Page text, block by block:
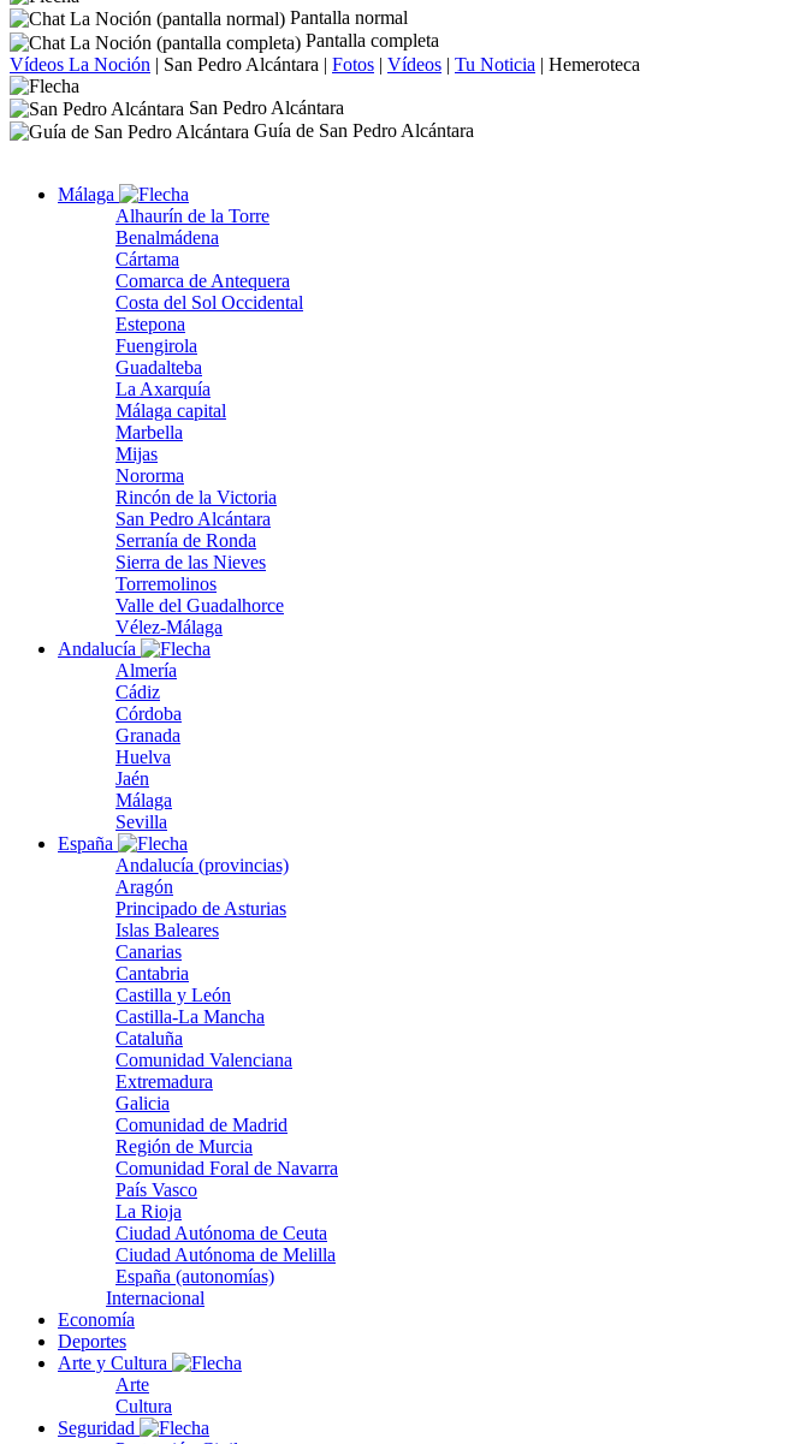
Pantalla normal
Pantalla completa
Vídeos La Noción | San Pedro Alcántara | Fotos | Vídeos | Tu Noticia | Hemeroteca
San Pedro Alcántara
Guía de San Pedro Alcántara
Málaga
Alhaurín de la Torre
Benalmádena
Cártama
Comarca de Antequera
Costa del Sol Occidental
Estepona
Fuengirola
Guadalteba
La Axarquía
Málaga capital
Marbella
Mijas
Nororma
Rincón de la Victoria
San Pedro Alcántara
Serranía de Ronda
Sierra de las Nieves
Torremolinos
Valle del Guadalhorce
Vélez-Málaga
Andalucía
Almería
Cádiz
Córdoba
Granada
Huelva
Jaén
Málaga
Sevilla
España
Andalucía (provincias)
Aragón
Principado de Asturias
Islas Baleares
Canarias
Cantabria
Castilla y León
Castilla-La Mancha
Cataluña
Comunidad Valenciana
Extremadura
Galicia
Comunidad de Madrid
Región de Murcia
Comunidad Foral de Navarra
País Vasco
La Rioja
Ciudad Autónoma de Ceuta
Ciudad Autónoma de Melilla
España (autonomías)
Internacional
Economía
Deportes
Arte y Cultura
Arte
Cultura
Seguridad